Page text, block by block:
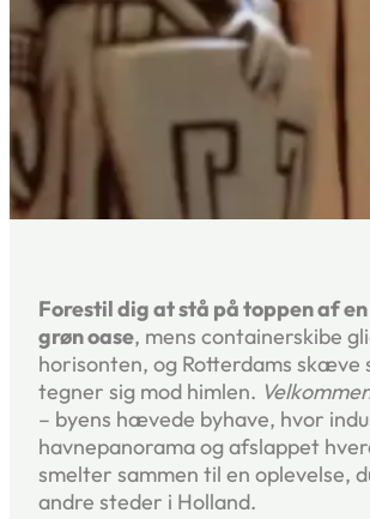
Forestil dig at stå på toppen af en
grøn oase, mens containerskibe
horisonten, og Rotterdams skæve
tegner sig mod himlen.
– byens hævede byhave, hvor
havnepanorama og afslappet
smelter sammen til en oplevelse,
andre steder i Holland.